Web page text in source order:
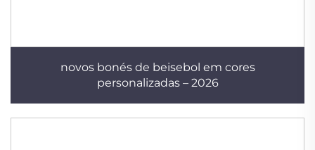
novos bonés de beisebol em cores
personalizadas – 2026